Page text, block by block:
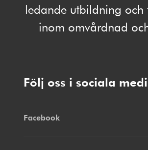
ledande utbildning och
inom omvårdnad
Följ oss i sociala
Facebook